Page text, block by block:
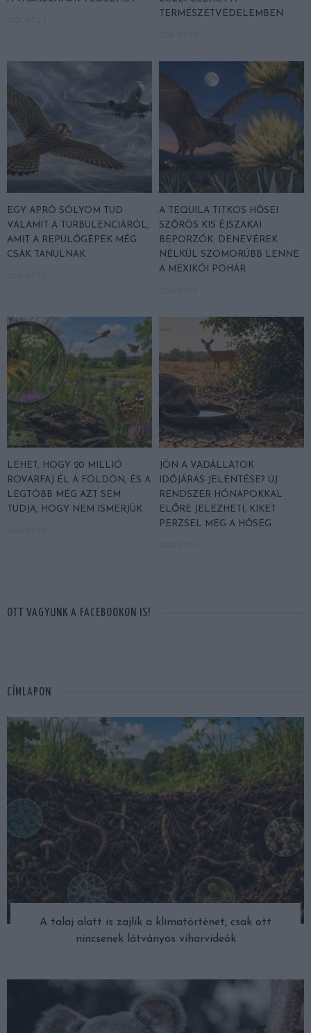
TERMÉSZETVÉDELEMBEN
EGY APRÓ SÓLYOM TUD
VALAMIT A TURBULENCIÁRÓL,
AMIT A REPÜLŐGÉPEK MÉG
CSAK TANULNAK
A TEQUILA TITKOS HŐSEI
SZŐRÖS KIS ÉJSZAKAI
BEPORZÓK: DENEVÉREK
NÉLKÜL SZOMORÚBB LENNE
A MEXIKÓI POHÁR
LEHET, HOGY 20 MILLIÓ
ROVARFAJ ÉL A FÖLDÖN, ÉS A
LEGTÖBB MÉG AZT SEM
TUDJA, HOGY NEM ISMERJÜK
JÖN A VADÁLLATOK
IDŐJÁRÁS-JELENTÉSE? ÚJ
RENDSZER HÓNAPOKKAL
ELŐRE JELEZHETI, KIKET
PERZSEL MEG A HŐSÉG
OTT VAGYUNK A FACEBOOKON IS!
CÍMLAPON
A talaj alatt is zajlik a klímatörténet, csak ott
nincsenek látványos viharvideók